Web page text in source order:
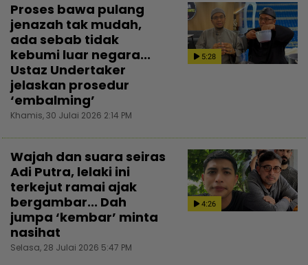
5:28
Proses bawa pulang
jenazah tak mudah,
ada sebab tidak
kebumi luar negara...
Ustaz Undertaker
jelaskan prosedur
‘embalming’
Khamis, 30 Julai 2026 2:14 PM
4:26
Wajah dan suara seiras
Adi Putra, lelaki ini
terkejut ramai ajak
bergambar... Dah
jumpa ‘kembar’ minta
nasihat
Selasa, 28 Julai 2026 5:47 PM